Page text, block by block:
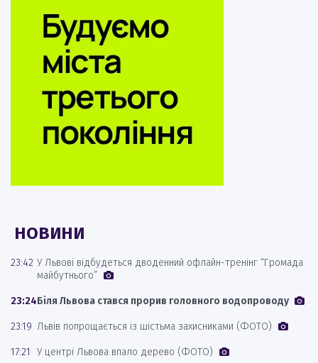
НОВИНИ
23:42 У Львові відбудеться дводенний офлайн-тренінг “Громада
майбутнього”
23:24Біля Львова стався прорив головного водопроводу
23:19 Львів попрощається із шістьма захисниками (ФОТО)
17:21 У центрі Львова впало дерево (ФОТО)